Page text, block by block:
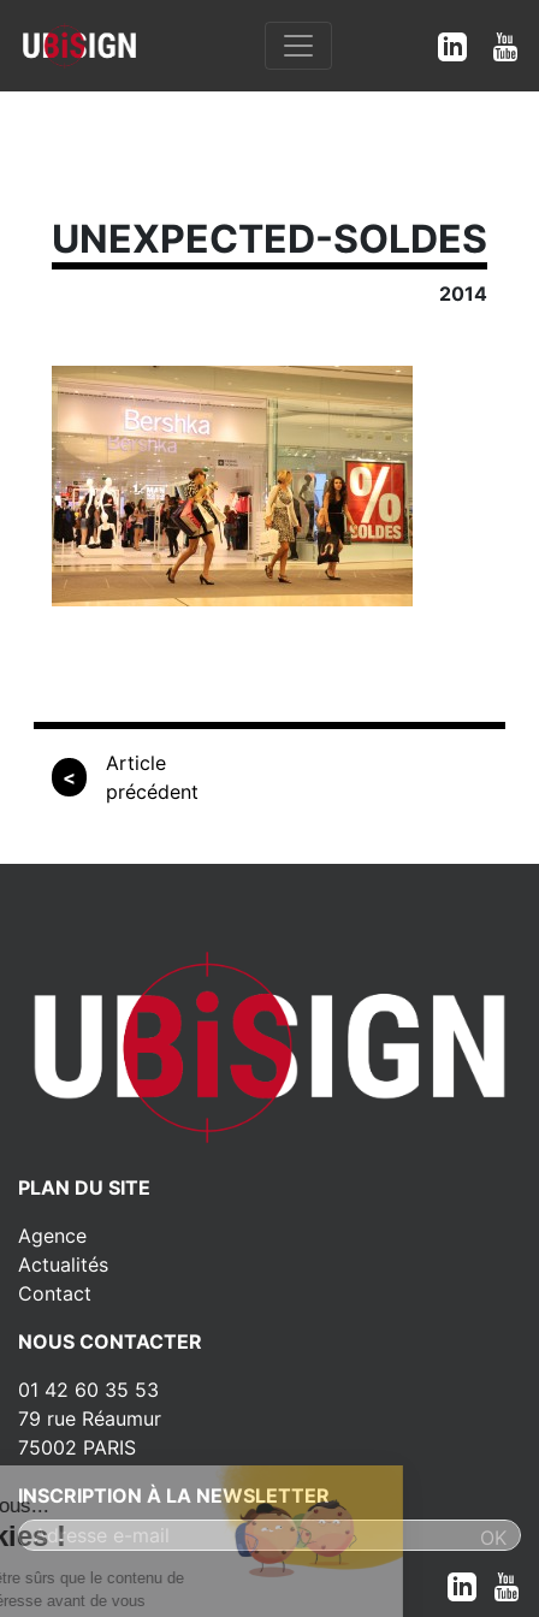
UNEXPECTED-SOLDES
2014
<
Article
précédent
PLAN DU SITE
Agence
Actualités
Contact
NOUS CONTACTER
01 42 60 35 53
79 rue Réaumur
75002 PARIS
INSCRIPTION À LA NEWSLETTER
c'est nous...
Cookies !
a attendu d'être sûrs que le contenu de
vous intéresse avant de vous